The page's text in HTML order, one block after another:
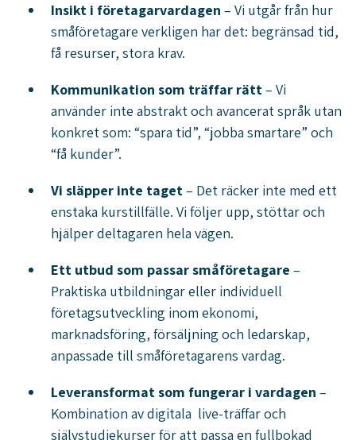
Insikt i företagarvardagen – Vi utgår från hur
småföretagare verkligen har det: begränsad tid,
få resurser, stora krav.
Kommunikation som träffar rätt– Vi
använder inte abstrakt och avancerat språk utan
konkret som: “spara tid”, “jobba smartare” och
“få kunder”.
Vi släpper inte taget– Det räcker inte med ett
enstaka kurstillfälle. Vi följer upp, stöttar och
hjälper deltagaren hela vägen.
Ett utbud som passar småföretagare –
Praktiska utbildningar eller individuell
företagsutveckling inom ekonomi,
marknadsföring, försäljning och ledarskap,
anpassade till småföretagarens vardag.
Leveransformat som fungerar i vardagen –
Kombination av digitala live-träffar och
självstudiekurser för att passa en fullbokad